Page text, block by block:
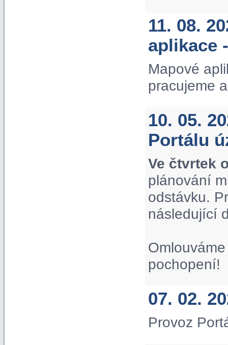
11. 08.
aplikace
Mapové
pracujeme
10. 05.
Portálu
Ve čtvrtek
plánování
odstávku.
následující
pochopení!
07. 02.
Provoz